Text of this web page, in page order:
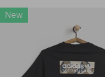
Dostępne rozmiary:
S; M; XL
New